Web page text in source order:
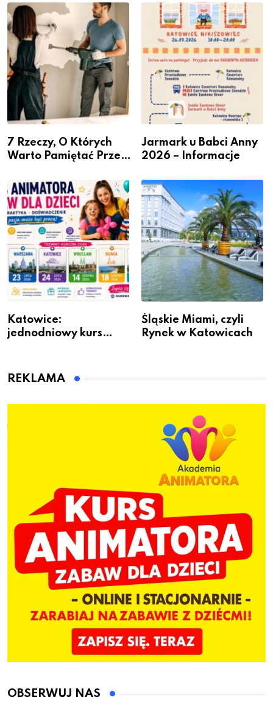
– nabór dla
przedsiębiorców
Podlesiu
7 Rzeczy, O Których
Warto Pamiętać Przed
Jarmark u Babci Anny
2026 – Informacje
Katowice:
jednodniowy kurs
dzieci
Śląskie Miami, czyli
Rynek w Katowicach
REKLAMA
OBSERWUJ NAS